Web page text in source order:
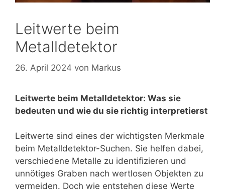
Leitwerte beim
Metalldetektor
26. April 2024 von Markus
Leitwerte beim Metalldetektor: Was sie
bedeuten und wie du sie richtig interpretierst
Leitwerte sind eines der wichtigsten Merkmale
beim Metalldetektor-Suchen. Sie helfen dabei,
verschiedene Metalle zu identifizieren und
unnötiges Graben nach wertlosen Objekten zu
vermeiden. Doch wie entstehen diese Werte